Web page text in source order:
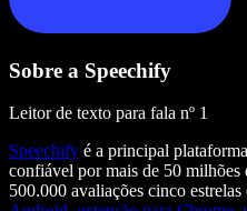
Sobre a Speechify
Leitor de texto para fala nº 1
Speechify é a principal
confiável por mais de 50 milhões
500.000 avaliações cinco estrelas